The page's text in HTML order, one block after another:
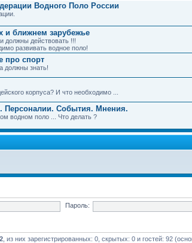
Водного Поло России
и ближнем зарубежье
должны действовать !!!
развивать водное поло!
про спорт
должны знать!
корпуса? И что необходимо ...
События. Мнения.
водном поло ... Что делать ?
Пароль:
, из них зарегистрированных: 0, скрытых: 0 и гостей: 92